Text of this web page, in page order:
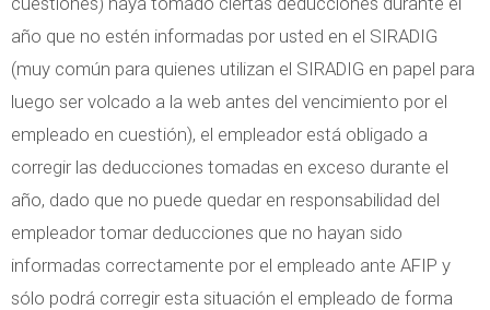
año que no estén informadas por usted en el SIRADIG
(muy común para quienes utilizan el SIRADIG en papel para
luego ser volcado a la web antes del vencimiento por el
empleado en cuestión), el empleador está obligado a
corregir las deducciones tomadas en exceso durante el
año, dado que no puede quedar en responsabilidad del
empleador tomar deducciones que no hayan sido
informadas correctamente por el empleado ante AFIP y
sólo podrá corregir esta situación el empleado de forma